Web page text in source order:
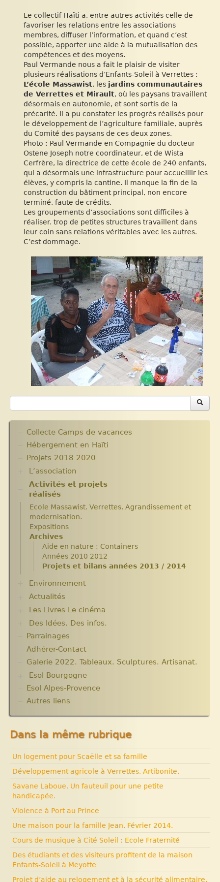
Le collectif Haïti a, entre autres activités celle de
favoriser les relations entre les associations
membres, diffuser l’information, et quand c’est
possible, apporter une aide à la mutualisation des
compétences et des moyens.
Paul Vermande nous a fait le plaisir de visiter
plusieurs réalisations d’Enfants-Soleil à Verrettes :
L’école Massawist, les jardins communautaires
de Verrettes et Mirault, où les paysans travaillent
désormais en autonomie, et sont sortis de la
précarité. Il a pu constater les progrès réalisés pour
le développement de l’agriculture familiale, auprès
du Comité des paysans de ces deux zones.
Photo : Paul Vermande en Compagnie du docteur
Ostene Joseph notre coordinateur, et de Wista
Cerfrère, la directrice de cette école de 240 enfants,
qui a désormais une infrastructure pour accueillir les
élèves, y compris la cantine. Il manque la fin de la
construction du bâtiment principal, non encore
terminé, faute de crédits.
Les groupements d’associations sont difficiles à
réaliser. trop de petites structures travaillent dans
leur coin sans relations véritables avec les autres.
C’est dommage.
Collecte Camps de vacances
Hébergement en Haïti
Projets 2018 2020
L’association
Assemblées Générales
Nos partenaires.
Activités et projets
réalisés
Ecole Massawist. Verrettes. Agrandissement et
modernisation.
Expositions
Archives
Aide en nature : Containers
Années 2010 2012
Projets et bilans années 2013 / 2014
Environnement
Plantes pour Haïti
Solidarité et environnement
Actualités
Chroniques du séjour Août 2017
Chroniques du séjour Juillet 2016
Les micro-crédits
Les Livres Le cinéma
Critiques et notes de lecture
Des Idées. Des infos.
Changer le monde. Réflexions sur l’aide
internationale. 5 articles
Lutter contre l’extrême pauvreté. Victimes et
acteurs.10 articles.
Solidarité internationale. Autour d’Haïti.
Cité Soleil.
Histoire d’Haïti. Histoire et Vaudou.
Parrainages
Adhérer-Contact
Galerie 2022. Tableaux. Sculptures. Artisanat.
Esol Bourgogne
ACTUALITES
Archives
Esol Alpes-Provence
Autres liens
Dans la même rubrique
Un logement pour Scaëlle et sa famille
Développement agricole à Verrettes. Artibonite.
Savane Laboue. Un fauteuil pour une petite
handicapée.
Violence à Port au Prince
Une maison pour la famille Jean. Février 2014.
Cours de musique à Cité Soleil : Ecole Fraternité
Des étudiants et des visiteurs profitent de la maison
Enfants-Soleil à Meyotte
Projet d’aide au relogement et à la sécurité alimentaire.